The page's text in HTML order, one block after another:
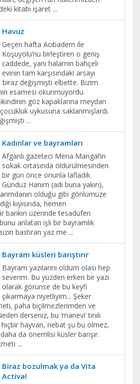
kitabı işaret ...
Havuz
Geçen hafta Acıbadem ile
Koşuyolu’nu birleştiren o geniş
caddede, yani halamın bahçeli
evinin tam karşısındaki arsayı
değişmişti elbette. Bizim
esamesi okunmuyordu.
ikindinin göz kapaklarına meydan
uykusuna saklanmışlardı.
...
Kadınlar ve bayramları
Afganlı gazeteci Mena Mangal’ın
sokak ortasında öldürülmesinden
bir gün önce onunla lafladık.
Gündüz Hanım (adı buna yakın),
olduğu gibi gönlümüze
kıyısında, hemen
bankın üzerinde tesadüfen
anlatan işli bir bayramlık
bastıran yaz me ...
Bayram küsleri barıştırır
Bayram yazılarını oldum olası hep
severim. Bu yüzden erken bir yazı
olarak görünse de bu keyfi
çıkarmaya niyetliyim... Şeker
paha biçilmezlerimden ve
derseniz, bu ‘manevi’ tınılı
hayvan, nebat şu bu ölmez,
da önemlisi küsler barışır.
...
Biraz bozulmak ya da Vita
Activa!